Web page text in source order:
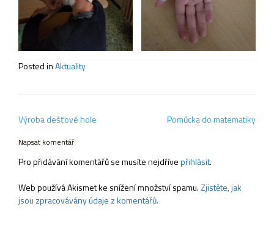
Posted inAktuality
Navigace
pro
příspěvek
Výroba dešťové hole Pomůcka do matematiky
Napsat komentář
Pro přidávání komentářů se musíte nejdřívepřihlásit.
Web používá Akismet ke snížení množství spamu.Zjistěte, jak
jsou zpracovávány údaje z komentářů.